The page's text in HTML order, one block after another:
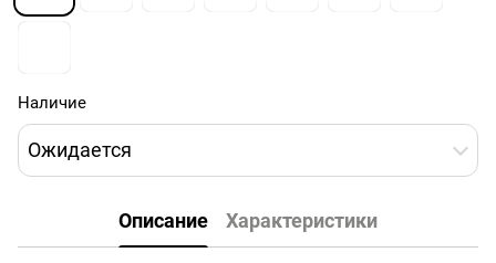
Наличие
Ожидается
Описание Характеристики